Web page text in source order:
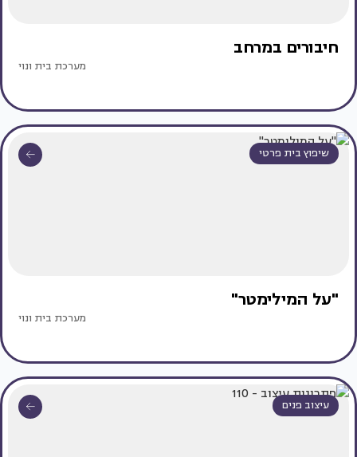
חיבורים במרחב
מערכת בית ונוי
שיפוץ בית פרטי
"על המילימטר"
מערכת בית ונוי
עיצוב פנים